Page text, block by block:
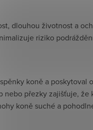
dlouhou životnost a
riziko
koně a poskytoval
nebo přezky zajišťuje,
koně suché a